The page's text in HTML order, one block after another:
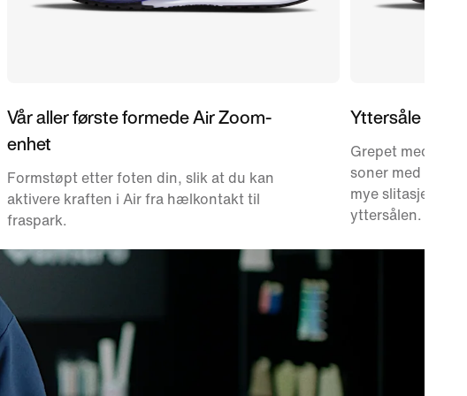
Vår aller første formede Air Zoom-
enhet
Formstøpt etter foten din, slik at du kan
aktivere kraften i Air fra hælkontakt til
fraspark.
Yttersåle
Grepet med
soner med
mye slitasje for
yttersålen.